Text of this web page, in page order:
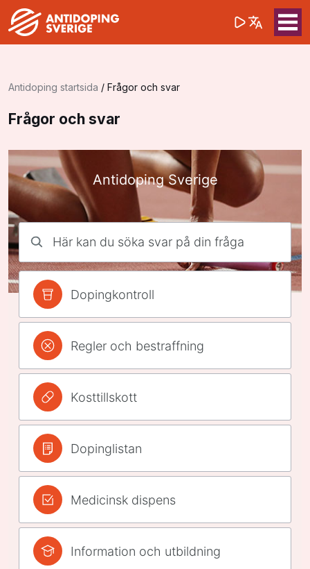
Sök på(opens in a
Antidoping startsida / Frågor och svar
Frågor och svar